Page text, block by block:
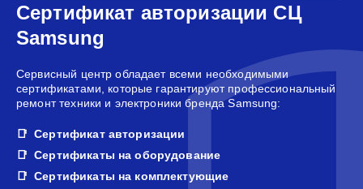
Сертификат авторизации СЦ
Samsung
Сервисный центр обладает всеми необходимыми
сертификатами, которые гарантируют профессиональный
ремонт техники и электроники бренда Samsung:
Сертификат авторизации
Сертификаты на оборудование
Сертификаты на комплектующие